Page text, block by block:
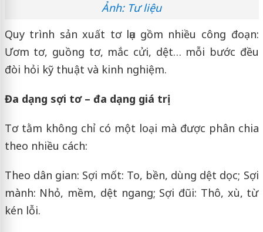
Ảnh: Tư liệu
Quy trình sản xuất tơ lụa gồm nhiều công đoạn:
Ươm tơ, guồng tơ, mắc cửi, dệt… mỗi bước đều
đòi hỏi kỹ thuật và kinh nghiệm.
Đa dạng sợi tơ – đa dạng giá trị
Tơ tằm không chỉ có một loại mà được phân chia
theo nhiều cách:
Theo dân gian: Sợi mốt: To, bền, dùng dệt dọc; Sợi
mành: Nhỏ, mềm, dệt ngang; Sợi đũi: Thô, xù, từ
kén lỗi.